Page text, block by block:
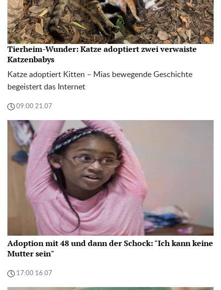
Tierheim-Wunder: Katze adoptiert zwei verwaiste
Katzenbabys
Katze adoptiert Kitten – Mias bewegende Geschichte
begeistert das Internet
09:00 21.07
Adoption mit 48 und dann der Schock: "Ich kann keine
Mutter sein"
17:00 16.07